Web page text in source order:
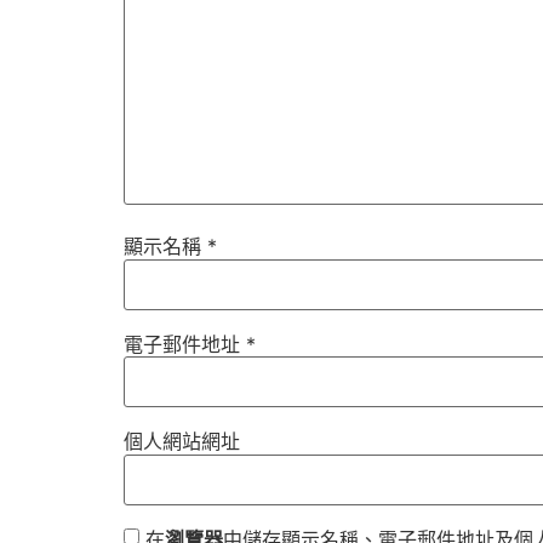
顯示名稱 *
電子郵件地址 *
個人網站網址